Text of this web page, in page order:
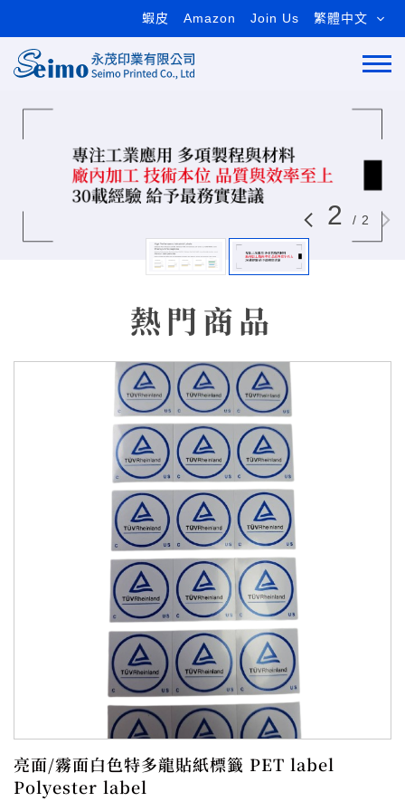
蝦皮 Amazon Join Us 繁體中文
2 / 2
熱門商品
亮面/霧面白色特多龍貼紙標籤 PET label
Polyester label